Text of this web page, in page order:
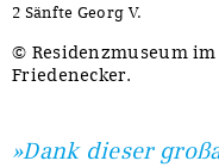
2 Sänfte Georg V.
© Residenzmuseum
Friedenecker.
»Dank dieser